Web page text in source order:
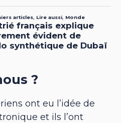
?
ont eu l’idée de
et ils l’ont